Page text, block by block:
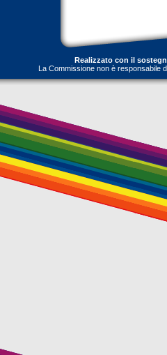
Realizzato con il
La Commissione non è responsabile